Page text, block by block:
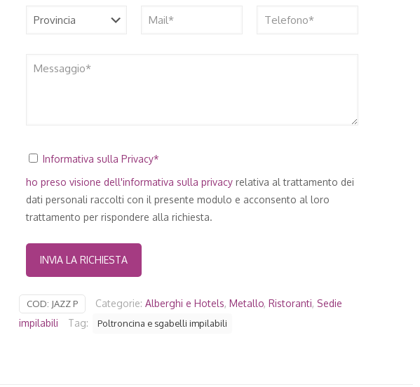
Informativa sulla Privacy*
ho preso visione dell'informativa sulla privacyrelativa al trattamento dei
dati personali raccolti con il presente modulo e acconsento al loro
trattamento per rispondere alla richiesta.
COD: JAZZ P Categorie: Alberghi e Hotels, Metallo, Ristoranti, Sedie
impilabili
Tag: Poltroncina e sgabelli impilabili